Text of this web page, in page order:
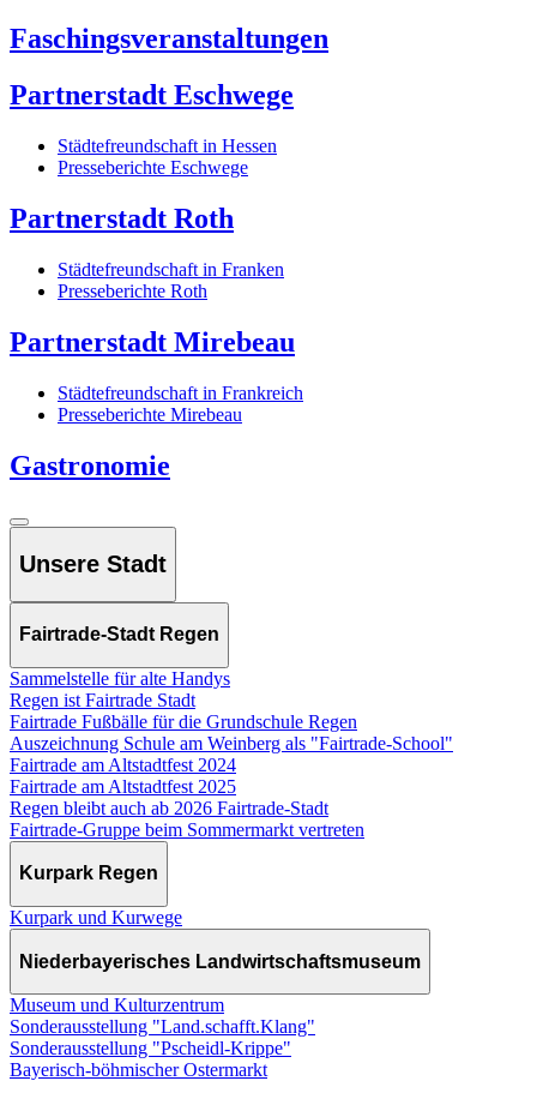
Faschingsveranstaltungen
Partnerstadt Eschwege
Städtefreundschaft in Hessen
Presseberichte Eschwege
Partnerstadt Roth
Städtefreundschaft in Franken
Presseberichte Roth
Partnerstadt Mirebeau
Städtefreundschaft in Frankreich
Presseberichte Mirebeau
Gastronomie
Unsere Stadt
Fairtrade-Stadt Regen
Sammelstelle für alte Handys
Regen ist Fairtrade Stadt
Fairtrade Fußbälle für die Grundschule Regen
Auszeichnung Schule am Weinberg als "Fairtrade-School"
Fairtrade am Altstadtfest 2024
Fairtrade am Altstadtfest 2025
Regen bleibt auch ab 2026 Fairtrade-Stadt
Fairtrade-Gruppe beim Sommermarkt vertreten
Kurpark Regen
Kurpark und Kurwege
Niederbayerisches Landwirtschaftsmuseum
Museum und Kulturzentrum
Sonderausstellung "Land.schafft.Klang"
Sonderausstellung "Pscheidl-Krippe"
Bayerisch-böhmischer Ostermarkt